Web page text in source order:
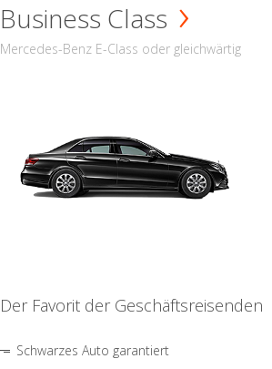
Business Class
Mercedes-Benz E-Class oder gleichwärtig
Der Favorit der Geschäftsreisenden
Schwarzes Auto garantiert